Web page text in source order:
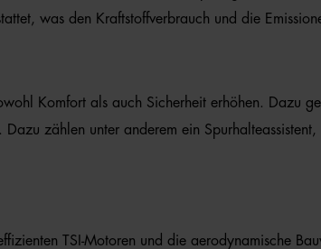
was den Kraftstoffverbrauch und die
Komfort als auch Sicherheit erhöhen. Dazu
zählen unter anderem ein
TSI-Motoren und die aerodynamische